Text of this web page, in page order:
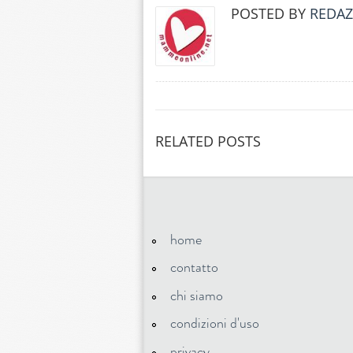
POSTED BY
RELATED POSTS
home
contatto
chi siamo
condizioni d'uso